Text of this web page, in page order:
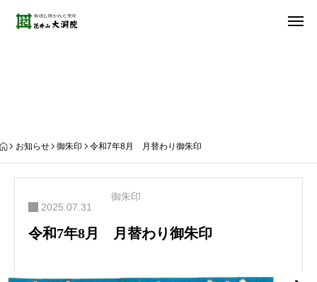
お知らせ 御朱印 令和7年8月 月替わり御朱印
御朱印
2025.07.31
令和7年8月 月替わり御朱印